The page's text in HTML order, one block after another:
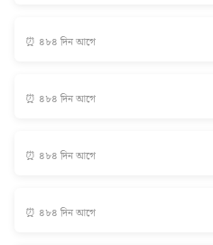
⏰ ৪৮৪ দিন আগে
⏰ ৪৮৪ দিন আগে
⏰ ৪৮৪ দিন আগে
⏰ ৪৮৪ দিন আগে